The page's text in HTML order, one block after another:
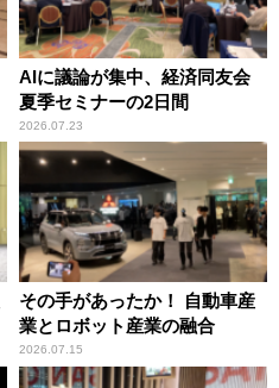
AIに議論が集中、経済同友会
夏季セミナーの2日間
2026.07.23
その手があったか！ 自動車産
業とロボット産業の融合
2026.07.15